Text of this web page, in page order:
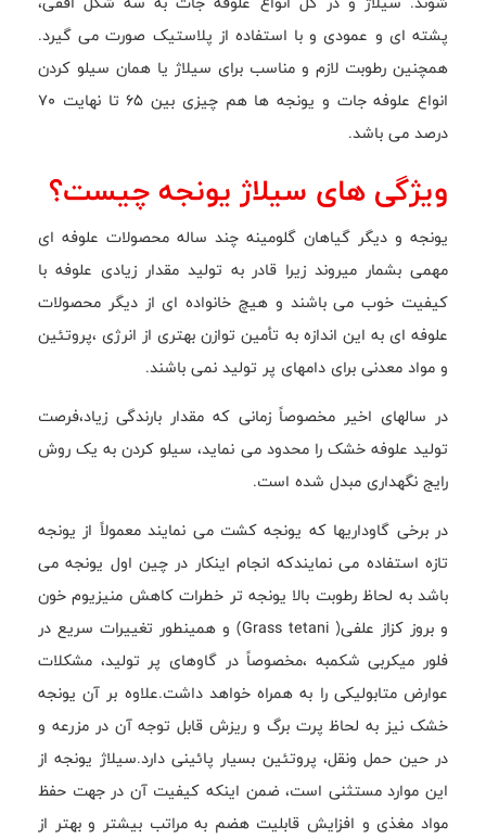
پشته ای و عمودی و با استفاده از پلاستیک صورت می گیرد.
همچنین رطوبت لازم و مناسب برای سیلاژ یا همان سیلو کردن
انواع علوفه جات و یونجه ها هم چیزی بین ۶۵ تا نهایت ۷۰
درصد می باشد.
ویژگی های سیلاژ یونجه چیست؟
یونجه و دیگر گیاهان گلومینه چند ساله محصولات علوفه ای
مهمی بشمار میروند زیرا قادر به تولید مقدار زیادی علوفه با
کیفیت خوب می باشند و هیچ خانواده ای از دیگر محصولات
علوفه ای به این اندازه به تأمین توازن بهتری از انرژی ،پروتئین
و مواد معدنی برای دامهای پر تولید نمی باشند.
در سالهای اخیر مخصوصاً زمانی که مقدار بارندگی زیاد،فرصت
تولید علوفه خشک را محدود می نماید، سیلو کردن به یک روش
رایج نگهداری مبدل شده است.
در برخی گاوداریها که یونجه کشت می نمایند معمولاً از یونجه
تازه استفاده می نمایندکه انجام اینکار در چین اول یونجه می
باشد به لحاظ رطوبت بالا یونجه تر خطرات کاهش منیزیوم خون
و بروز کزاز علفی( Grass tetani) و همینطور تغییرات سریع در
فلور میکربی شکمبه ،مخصوصاً در گاوهای پر تولید، مشکلات
عوارض متابولیکی را به همراه خواهد داشت.علاوه بر آن یونجه
خشک نیز به لحاظ پرت برگ و ریزش قابل توجه آن در مزرعه و
در حین حمل ونقل، پروتئین بسیار پائینی دارد.سیلاژ یونجه از
این موارد مستثنی است، ضمن اینکه کیفیت آن در جهت حفظ
مواد مغذی و افزایش قابلیت هضم به مراتب بیشتر و بهتر از